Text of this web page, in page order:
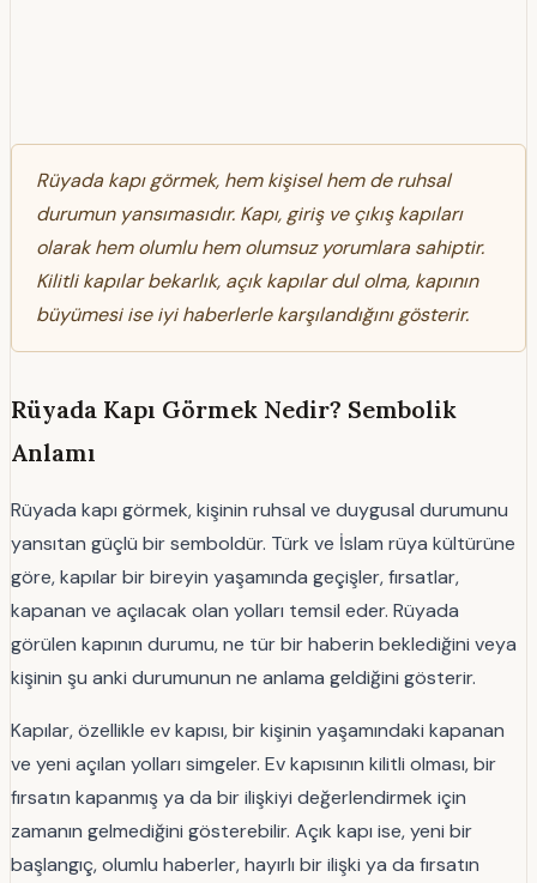
Rüyada kapı görmek, hem kişisel hem de ruhsal
durumun yansımasıdır. Kapı, giriş ve çıkış kapıları
olarak hem olumlu hem olumsuz yorumlara sahiptir.
Kilitli kapılar bekarlık, açık kapılar dul olma, kapının
büyümesi ise iyi haberlerle karşılandığını gösterir.
Rüyada Kapı Görmek Nedir? Sembolik
Anlamı
Rüyada kapı görmek, kişinin ruhsal ve duygusal durumunu
yansıtan güçlü bir semboldür. Türk ve İslam rüya kültürüne
göre, kapılar bir bireyin yaşamında geçişler, fırsatlar,
kapanan ve açılacak olan yolları temsil eder. Rüyada
görülen kapının durumu, ne tür bir haberin beklediğini veya
kişinin şu anki durumunun ne anlama geldiğini gösterir.
Kapılar, özellikle ev kapısı, bir kişinin yaşamındaki kapanan
ve yeni açılan yolları simgeler. Ev kapısının kilitli olması, bir
fırsatın kapanmış ya da bir ilişkiyi değerlendirmek için
zamanın gelmediğini gösterebilir. Açık kapı ise, yeni bir
başlangıç, olumlu haberler, hayırlı bir ilişki ya da fırsatın